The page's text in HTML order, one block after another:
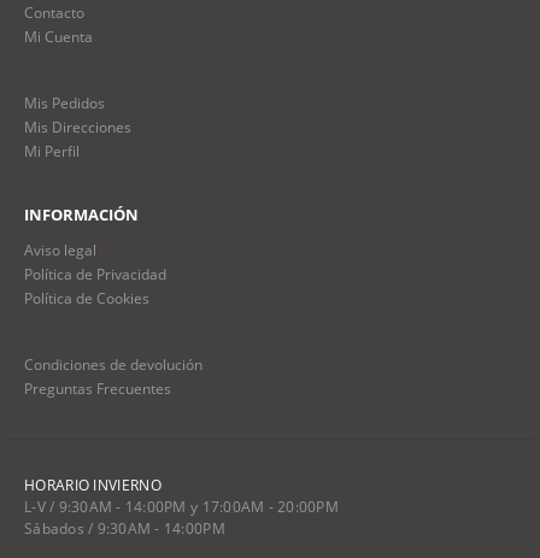
Contacto
Mi Cuenta
Mis Pedidos
Mis Direcciones
Mi Perfil
INFORMACIÓN
Aviso legal
Política de Privacidad
Política de Cookies
Condiciones de devolución
Preguntas Frecuentes
HORARIO INVIERNO
L-V / 9:30AM - 14:00PM y 17:00AM - 20:00PM
Sábados / 9:30AM - 14:00PM